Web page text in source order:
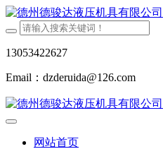
13053422627
Email：dzderuida@126.com
网站首页